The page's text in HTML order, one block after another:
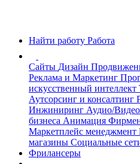
Найти работу Работа
Сайты Дизайн
Реклама и Маркетинг
искусственный интеллект
Аутсорсинг и консалтинг
Инжиниринг Аудио/
бизнеса Анимация
Маркетплейс менеджмент
магазины Социальные
Фрилансеры